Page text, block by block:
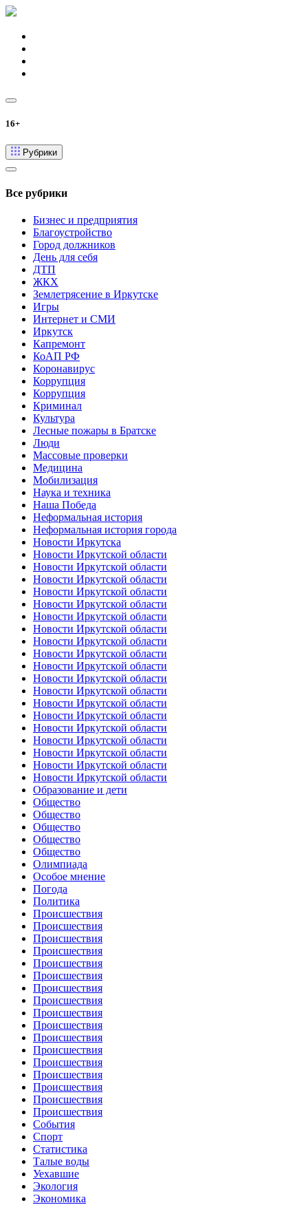
16+
Рубрики
Все рубрики
Бизнес и предприятия
Благоустройство
Город должников
День для себя
ДТП
ЖКХ
Землетрясение в Иркутске
Игры
Интернет и СМИ
Иркутск
Капремонт
КоАП РФ
Коронавирус
Коррупция
Коррупция
Криминал
Культура
Лесные пожары в Братске
Люди
Массовые проверки
Медицина
Мобилизация
Наука и техника
Наша Победа
Неформальная история
Неформальная история города
Новости Иркутска
Новости Иркутской области
Новости Иркутской области
Новости Иркутской области
Новости Иркутской области
Новости Иркутской области
Новости Иркутской области
Новости Иркутской области
Новости Иркутской области
Новости Иркутской области
Новости Иркутской области
Новости Иркутской области
Новости Иркутской области
Новости Иркутской области
Новости Иркутской области
Новости Иркутской области
Новости Иркутской области
Новости Иркутской области
Новости Иркутской области
Новости Иркутской области
Образование и дети
Общество
Общество
Общество
Общество
Общество
Олимпиада
Особое мнение
Погода
Политика
Происшествия
Происшествия
Происшествия
Происшествия
Происшествия
Происшествия
Происшествия
Происшествия
Происшествия
Происшествия
Происшествия
Происшествия
Происшествия
Происшествия
Происшествия
Происшествия
Происшествия
События
Спорт
Статистика
Талые воды
Уехавшие
Экология
Экономика